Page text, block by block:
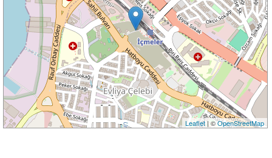
Leaflet| ©OpenStreetMap